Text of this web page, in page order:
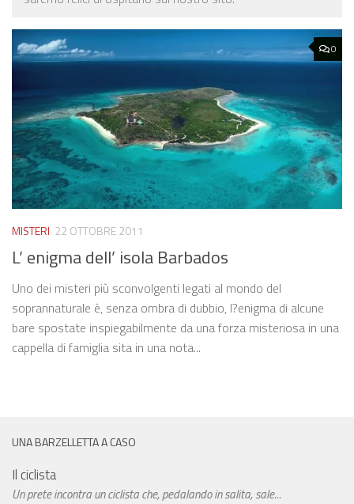
0
MISTERI 22 OTTOBRE 2011
L’ enigma dell’ isola Barbados
Uno dei misteri più sconvolgenti legati al mondo del
soprannaturale è, senza ombra di dubbio, l?enigma di alcune
bare spostate inspiegabilmente da una forza misteriosa in una
cappella di famiglia sita in una nota...
UNA BARZELLETTA A CASO
Il ciclista
Un prete incontra un ciclista che, pedalando in salita, sale...